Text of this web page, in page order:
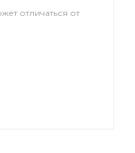
отличаться от